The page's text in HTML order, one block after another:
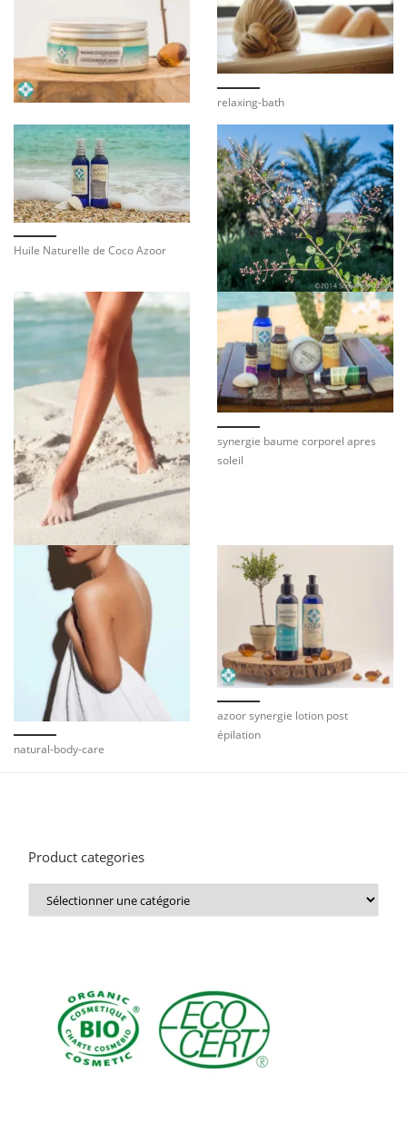
relaxing-bath
Huile Naturelle de Coco Azoor
synergie baume corporel apres
soleil
natural-body-care
azoor synergie lotion post
épilation
Product categories